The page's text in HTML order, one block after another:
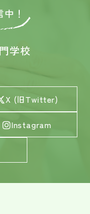
学校
X (旧Twitter)
Instagram